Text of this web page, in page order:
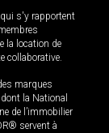
s'y rapportent
la location de
collaborative.
marques
la National
de l’immobilier
servent à